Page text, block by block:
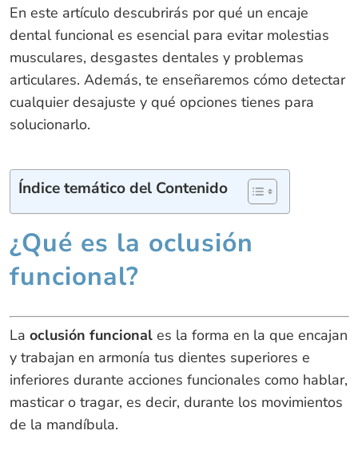
En este artículo descubrirás por qué un encaje
dental funcional es esencial para evitar molestias
musculares, desgastes dentales y problemas
articulares. Además, te enseñaremos cómo detectar
cualquier desajuste y qué opciones tienes para
solucionarlo.
Índice temático del Contenido
¿Qué es la oclusión
funcional?
La oclusión funcional es la forma en la que encajan
y trabajan en armonía tus dientes superiores e
inferiores durante acciones funcionales como hablar,
masticar o tragar, es decir, durante los movimientos
de la mandíbula.